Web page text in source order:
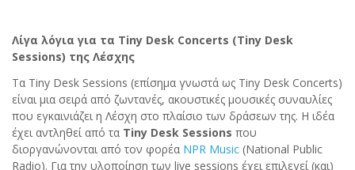
Λίγα λόγια για τα Tiny Desk Concerts (Tiny Desk
Sessions) της Λέσχης
Τα Tiny Desk Sessions (επίσημα γνωστά ως Tiny Desk Concerts)
είναι μια σειρά από ζωντανές, ακουστικές μουσικές συναυλίες
που εγκαινιάζει η Λέσχη στο πλαίσιο των δράσεων της. Η ιδέα
έχει αντληθεί από τα Tiny Desk Sessions που
διοργανώνονται από τον φορέα NPR Music (National Public
Radio). Για την υλοποίηση των live sessions έχει επιλεγεί (και)